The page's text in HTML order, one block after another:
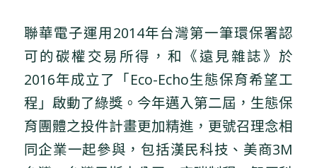
聯華電子運用2014年台灣第一筆環保署認
可的碳權交易所得，和《遠見雜誌》於
2016年成立了「Eco-Echo生態保育希望工
程」啟動了綠獎。今年邁入第二屆，生態保
育團體之投件計畫更加精進，更號召理念相
同企業一起參與，包括漢民科技、美商3M